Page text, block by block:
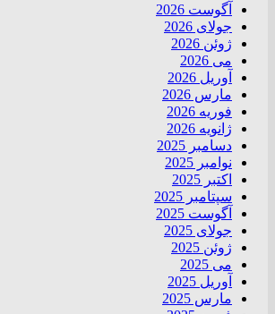
آگوست 2026
جولای 2026
ژوئن 2026
می 2026
آوریل 2026
مارس 2026
فوریه 2026
ژانویه 2026
دسامبر 2025
نوامبر 2025
اکتبر 2025
سپتامبر 2025
آگوست 2025
جولای 2025
ژوئن 2025
می 2025
آوریل 2025
مارس 2025